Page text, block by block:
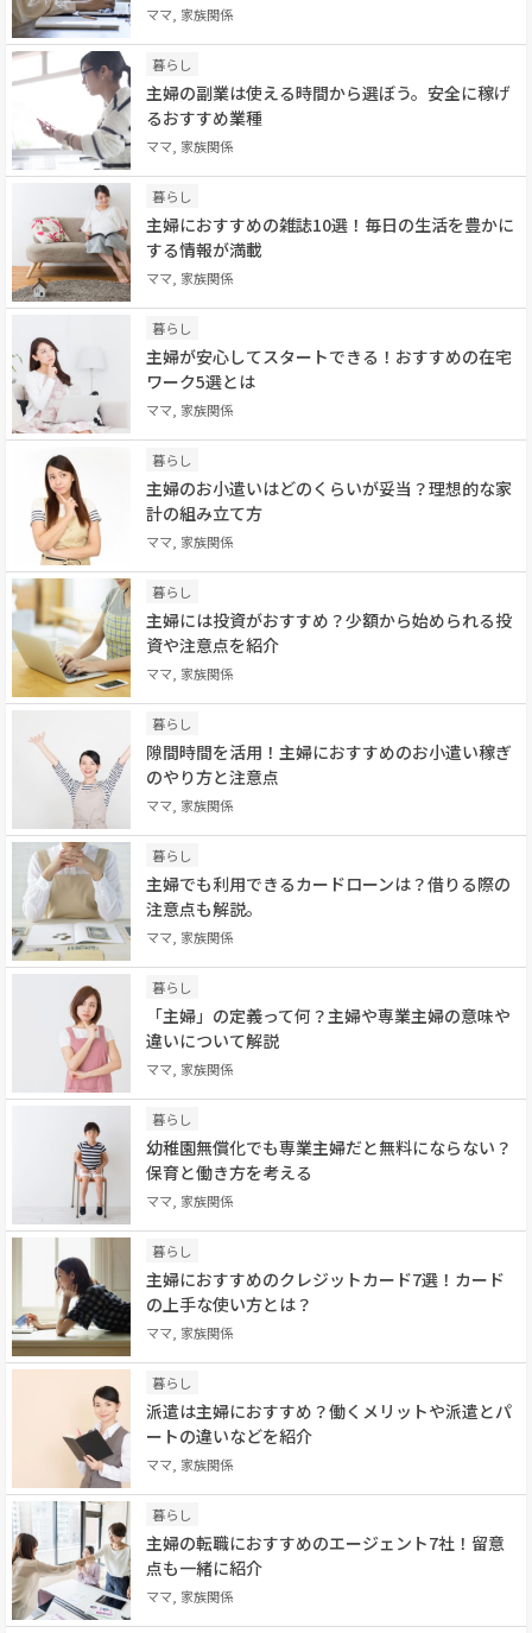
ママ, 家族関係
暮らし
主婦の副業は使える時間から選ぼう。安全に稼げ
るおすすめ業種
ママ, 家族関係
暮らし
主婦におすすめの雑誌10選！毎日の生活を豊かに
する情報が満載
ママ, 家族関係
暮らし
主婦が安心してスタートできる！おすすめの在宅
ワーク5選とは
ママ, 家族関係
暮らし
主婦のお小遣いはどのくらいが妥当？理想的な家
計の組み立て方
ママ, 家族関係
暮らし
主婦には投資がおすすめ？少額から始められる投
資や注意点を紹介
ママ, 家族関係
暮らし
隙間時間を活用！主婦におすすめのお小遣い稼ぎ
のやり方と注意点
ママ, 家族関係
暮らし
主婦でも利用できるカードローンは？借りる際の
注意点も解説。
ママ, 家族関係
暮らし
「主婦」の定義って何？主婦や専業主婦の意味や
違いについて解説
ママ, 家族関係
暮らし
幼稚園無償化でも専業主婦だと無料にならない？
保育と働き方を考える
ママ, 家族関係
暮らし
主婦におすすめのクレジットカード7選！カード
の上手な使い方とは？
ママ, 家族関係
暮らし
派遣は主婦におすすめ？働くメリットや派遣とパ
ートの違いなどを紹介
ママ, 家族関係
暮らし
主婦の転職におすすめのエージェント7社！留意
点も一緒に紹介
ママ, 家族関係